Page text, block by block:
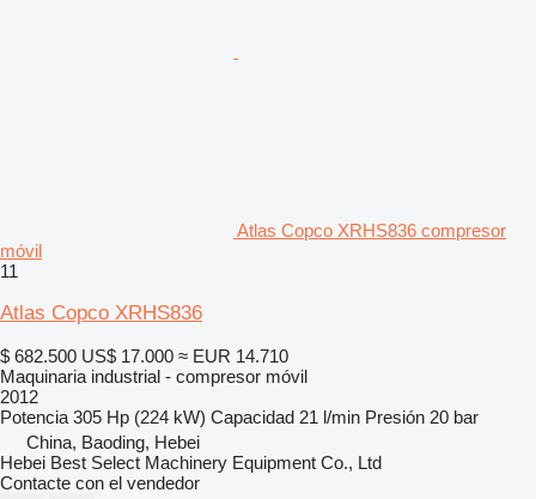
Atlas Copco XRHS836 compresor
móvil
11
Atlas Copco XRHS836
$ 682.500 US$ 17.000 ≈ EUR 14.710
Maquinaria industrial - compresor móvil
2012
Potencia 305 Hp (224 kW) Capacidad 21 l/min Presión 20 bar
China, Baoding, Hebei
Hebei Best Select Machinery Equipment Co., Ltd
Contacte con el vendedor